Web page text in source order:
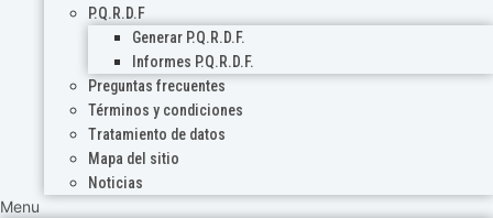
P.Q.R.D.F
Generar P.Q.R.D.F.
Informes P.Q.R.D.F.
Preguntas frecuentes
Términos y condiciones
Tratamiento de datos
Mapa del sitio
Noticias
Menu